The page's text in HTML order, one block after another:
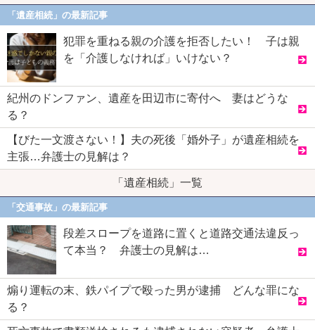
「遺産相続」の最新記事
犯罪を重ねる親の介護を拒否したい！ 子は親
を「介護しなければ」いけない？
紀州のドンファン、遺産を田辺市に寄付へ 妻はどうな
る？
【びた一文渡さない！】夫の死後「婚外子」が遺産相続を
主張…弁護士の見解は？
「遺産相続」一覧
「交通事故」の最新記事
段差スロープを道路に置くと道路交通法違反っ
て本当？ 弁護士の見解は…
煽り運転の末、鉄パイプで殴った男が逮捕 どんな罪にな
る？